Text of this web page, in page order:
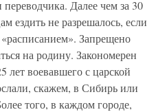
Далее чем за 30
ездить не разрешалось, если
Запрещено
на родину. Закономерен
воевавшего с царской
скажем, в Сибирь или
того, в каждом городе,